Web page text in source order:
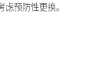
预防性更换。